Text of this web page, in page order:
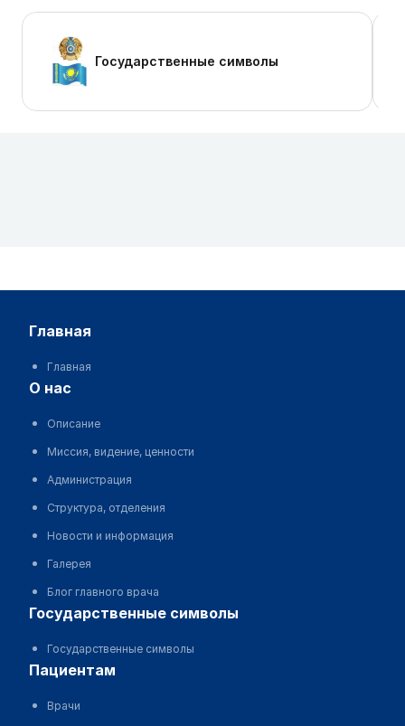
Государственные символы
главная
Главная
о нас
Описание
Миссия, видение, ценности
Администрация
Структура, отделения
Новости и информация
Галерея
Блог главного врача
государственные символы
Государственные символы
пациентам
Врачи